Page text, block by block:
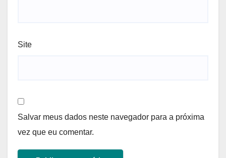
Site
Salvar meus dados neste navegador para a próxima
vez que eu comentar.